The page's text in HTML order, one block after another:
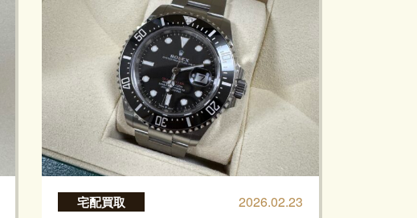
宅配買取
2026.02.23